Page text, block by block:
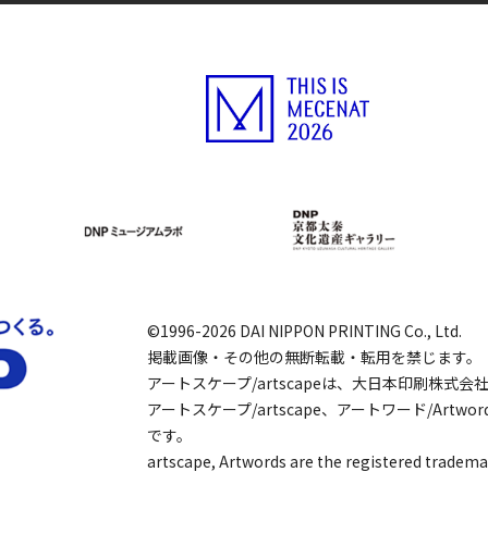
©1996-2026 DAI NIPPON PRINTING Co., Ltd.
掲載画像・その他の無断転載・転用を禁じます。
アートスケープ/artscapeは、大日本印刷株式会社
アートスケープ/artscape、アートワード/
です。
artscape, Artwords are the registered